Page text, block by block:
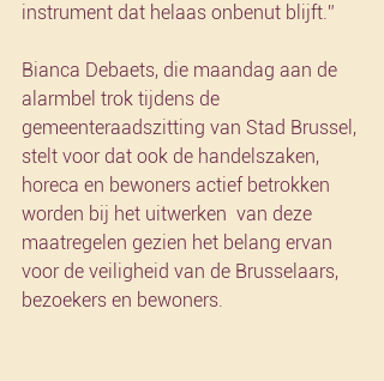
instrument dat helaas onbenut blijft.”
Bianca Debaets, die maandag aan de
alarmbel trok tijdens de
gemeenteraadszitting van Stad Brussel,
stelt voor dat ook de handelszaken,
horeca en bewoners actief betrokken
worden bij het uitwerken  van deze
maatregelen gezien het belang ervan
voor de veiligheid van de Brusselaars,
bezoekers en bewoners.